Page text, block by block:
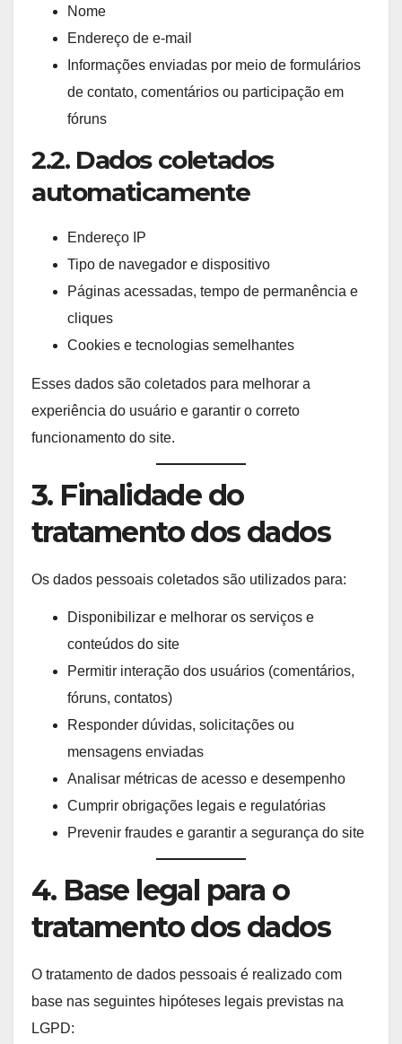
Nome
Endereço de e-mail
Informações enviadas por meio de formulários
de contato, comentários ou participação em
fóruns
2.2. Dados coletados
automaticamente
Endereço IP
Tipo de navegador e dispositivo
Páginas acessadas, tempo de permanência e
cliques
Cookies e tecnologias semelhantes
Esses dados são coletados para melhorar a
experiência do usuário e garantir o correto
funcionamento do site.
3. Finalidade do
tratamento dos dados
Os dados pessoais coletados são utilizados para:
Disponibilizar e melhorar os serviços e
conteúdos do site
Permitir interação dos usuários (comentários,
fóruns, contatos)
Responder dúvidas, solicitações ou
mensagens enviadas
Analisar métricas de acesso e desempenho
Cumprir obrigações legais e regulatórias
Prevenir fraudes e garantir a segurança do site
4. Base legal para o
tratamento dos dados
O tratamento de dados pessoais é realizado com
base nas seguintes hipóteses legais previstas na
LGPD: